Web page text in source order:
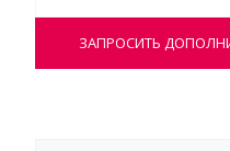
ЗАПРОСИТЬ